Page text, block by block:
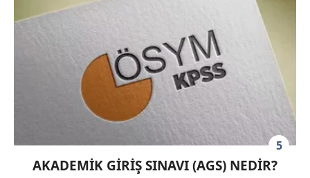
5
AKADEMİK GİRİŞ SINAVI (AGS) NEDİR?